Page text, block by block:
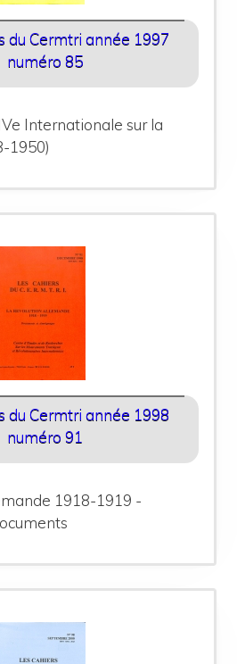
du Cermtri année 1997
numéro 85
Internationale sur la
1950)
du Cermtri année 1998
numéro 91
1918-1919 -